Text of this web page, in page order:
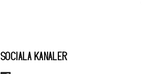
SOCIALA KANALER